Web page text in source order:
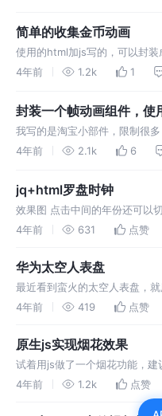
团(右) 然后就是数据,在网上找
简单的收集金币动画
使用的html加js写的，可以封装
金币收集动画
4年前 1.2k 1
封装一个帧动画组件，使
我写的是淘宝小部件，限制很
图，说下大概思路，主要是通过
4年前 2.1k 6
jq+html罗盘时钟
效果图 点击中间的年份还可以
辣鸡布局还有js和动画 这是下
4年前 631 点赞
华为太空人表盘
最近看到蛮火的太空人表盘，
如果想要其他数字切换可以自
4年前 419 点赞
原生js实现烟花效果
试着用js做了一个烟花功能，建
卡死，下面是效果图 可以加小
如果时间变成负数很大概率卡
4年前 1.2k 点赞